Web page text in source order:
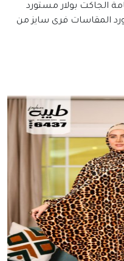
الجاكت بولار مستورد
المقاسات فرى سايز من